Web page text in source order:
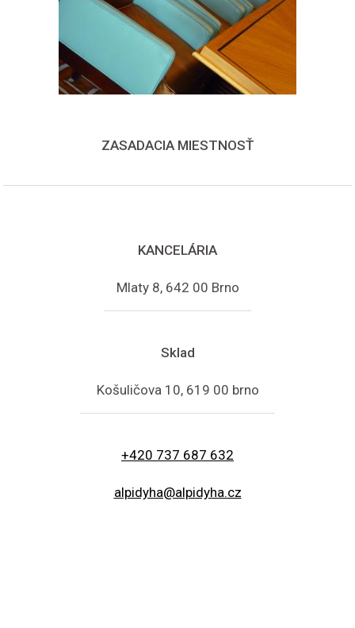
ZASADACIA MIESTNOSŤ
KANCELÁRIA
Mlaty 8, 642 00 Brno
Sklad
Košuličova 10, 619 00 brno
+420 737 687 632
alpidyha@alpidyha.cz